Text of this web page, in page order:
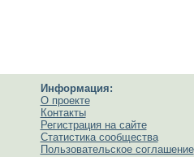
Информация:
О проекте
Контакты
Регистрация на сайте
Статистика сообщества
Пользовательское соглашение